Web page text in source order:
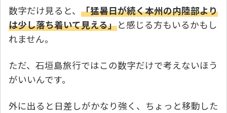
数字だけ見ると、 「猛暑日が続く本州の内陸部より
は少し落ち着いて見える」と感じる方もいるかもし
れません。
ただ、石垣島旅行ではこの数字だけで考えないほう
がいいんです。
外に出ると日差しがかなり強く、ちょっと移動した